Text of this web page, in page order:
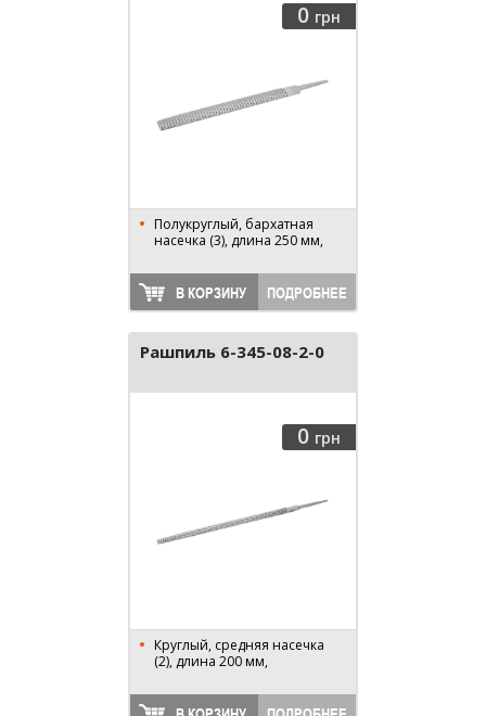
0 грн
Полукруглый, бархатная
насечка (3), длина 250 мм,
В КОРЗИНУ ПОДРОБНЕЕ
Рашпиль 6-345-08-2-0
0 грн
Круглый, средняя насечка
(2), длина 200 мм,